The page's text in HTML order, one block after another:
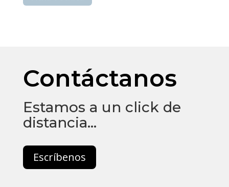
Contáctanos
Estamos a un click de
distancia…
Escríbenos